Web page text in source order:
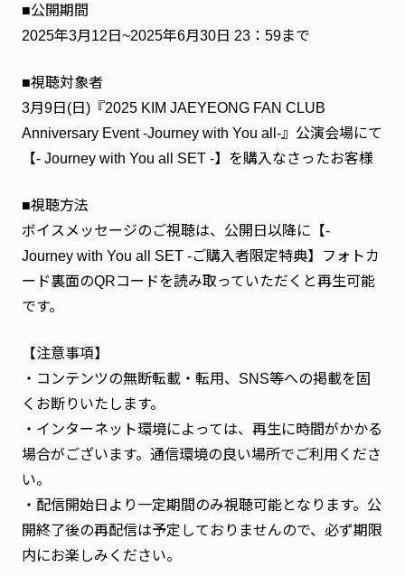
FANCLUB
ファンクラブ
FCニュース
VIDEO
ビデオ
GALLERY
スペシャルメッセージ
お問い合わせ
■公開期間
2025年3月12日~2025年6月30日 23：59まで
■視聴対象者
3月9日(日)『2025 KIM JAEYEONG FAN CLUB
Anniversary Event -Journey with You all-』公演会場にて
【- Journey with You all SET -】を購入なさったお客様
■視聴方法
ボイスメッセージのご視聴は、公開日以降に【-
Journey with You all SET -ご購入者限定特典】フォトカ
ード裏面のQRコードを読み取っていただくと再生可能
です。
【注意事項】
・コンテンツの無断転載・転用、SNS等への掲載を固
くお断りいたします。
・インターネット環境によっては、再生に時間がかかる
場合がございます。通信環境の良い場所でご利用くださ
い。
・配信開始日より一定期間のみ視聴可能となります。公
開終了後の再配信は予定しておりませんので、必ず期限
内にお楽しみください。